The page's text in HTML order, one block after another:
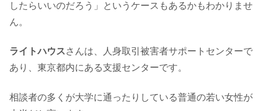
したらいいのだろう」というケースもあるかもわかりませ
ん。
ライトハウスさんは、人身取引被害者サポートセンターで
あり、東京都内にある支援センターです。
相談者の多くが大学に通ったりしている普通の若い女性が